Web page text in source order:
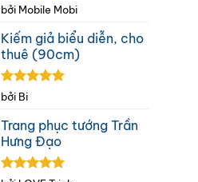
Được xếp
sao
bởi Mobile Mobi
Kiếm giả biểu diễn, cho
thuê (90cm)
Được xếp
sao
bởi Bi
Trang phục tướng Trần
Hưng Đạo